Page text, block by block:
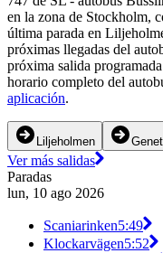
en la zona de Stockholm,
última parada en
próximas llegadas del
próxima salida
horario completo del
aplicación.
Liljeholmen
Ver más salidas
Paradas
lun, 10 ago 2026
Scaniarinken5:49
Klockarvägen5:52